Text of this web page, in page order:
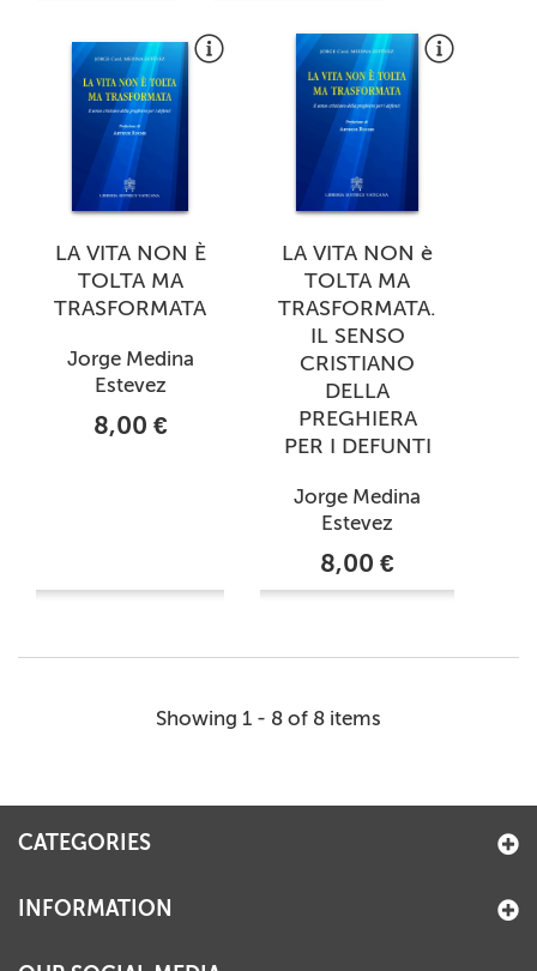
LA VITA NON È
TOLTA MA
TRASFORMATA
Jorge Medina
Estevez
8,00 €
LA VITA NON è
TOLTA MA
TRASFORMATA.
IL SENSO
CRISTIANO
DELLA
PREGHIERA
PER I DEFUNTI
Jorge Medina
Estevez
8,00 €
Showing 1 - 8 of 8 items
CATEGORIES
INFORMATION